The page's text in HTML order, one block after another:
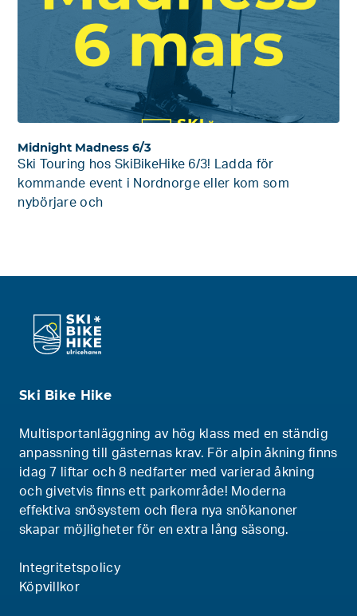
Midnight Madness 6/3
Ski Touring hos SkiBikeHike 6/3! Ladda för
kommande event i Nordnorge eller kom som
nybörjare och
Ski Bike Hike
Multisportanläggning av hög klass med en ständig
anpassning till gästernas krav. För alpin åkning finns
idag 7 liftar och 8 nedfarter med varierad åkning
och givetvis finns ett parkområde! Moderna
effektiva snösystem och flera nya snökanoner
skapar möjligheter för en extra lång säsong.
Integritetspolicy
Köpvillkor